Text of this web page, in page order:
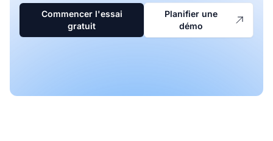
Commencer l'essai
gratuit
Planifier une
démo